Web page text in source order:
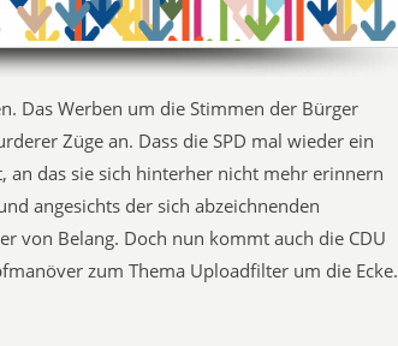
Das Werben um die Stimmen der Bürger
Züge an. Dass die SPD mal wieder ein
an das sie sich hinterher nicht mehr erinnern
angesichts der sich abzeichnenden
von Belang. Doch nun kommt auch die CDU
zum Thema Uploadfilter um die Ecke.